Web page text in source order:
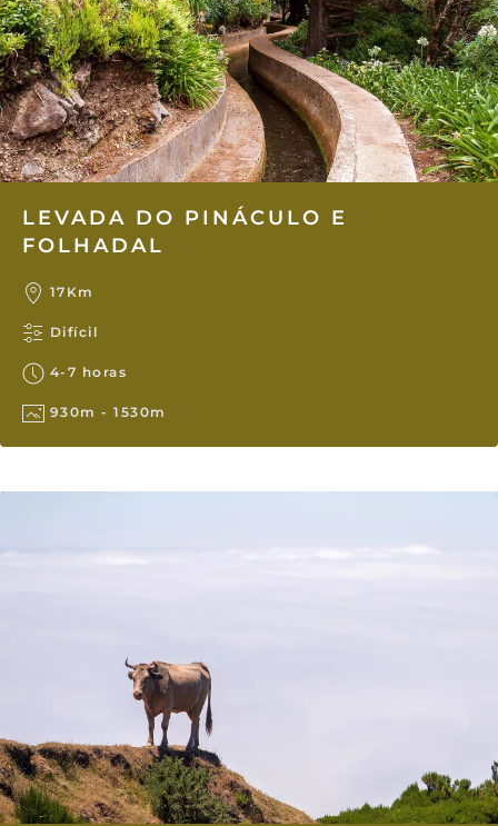
LEVADA DO PINÁCULO E
FOLHADAL
17Km
Difícil
4-7 horas
930m - 1530m